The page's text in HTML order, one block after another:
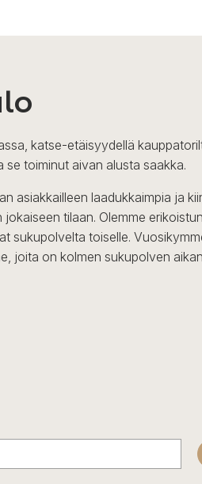
katse-etäisyydellä
se toiminut aivan alusta saakka.
asiakkailleen laadukkaimpia ja
tilaan. Olemme
sukupolvelta toiselle.
joita on kolmen sukupolven